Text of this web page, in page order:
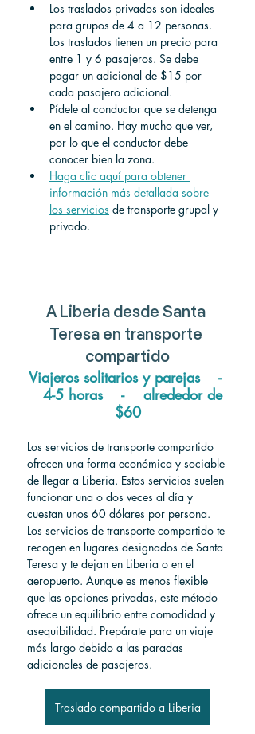
Los traslados privados son ideales
para grupos de 4 a 12 personas.
Los traslados tienen un precio para
entre 1 y 6 pasajeros. Se debe
pagar un adicional de $15 por
cada pasajero adicional.
Pídele al conductor que se detenga
en el camino. Hay mucho que ver,
por lo que el conductor debe
conocer bien la zona.
Haga clic aquí para obtener
información más detallada sobre
los servicios de transporte grupal y
privado.
A Liberia desde Santa
Teresa en transporte
compartido
Viajeros solitarios y parejas    -
   4-5 horas    -
alrededor de
$60
Los servicios de transporte compartido
ofrecen una forma económica y sociable
de llegar a Liberia. Estos servicios suelen
funcionar una o dos veces al día y
cuestan unos 60 dólares por persona.
Los servicios de transporte compartido te
recogen en lugares designados de Santa
Teresa y te dejan en Liberia o en el
aeropuerto. Aunque es menos flexible
que las opciones privadas, este método
ofrece un equilibrio entre comodidad y
asequibilidad. Prepárate para un viaje
más largo debido a las paradas
adicionales de pasajeros.
Traslado compartido a Liberia